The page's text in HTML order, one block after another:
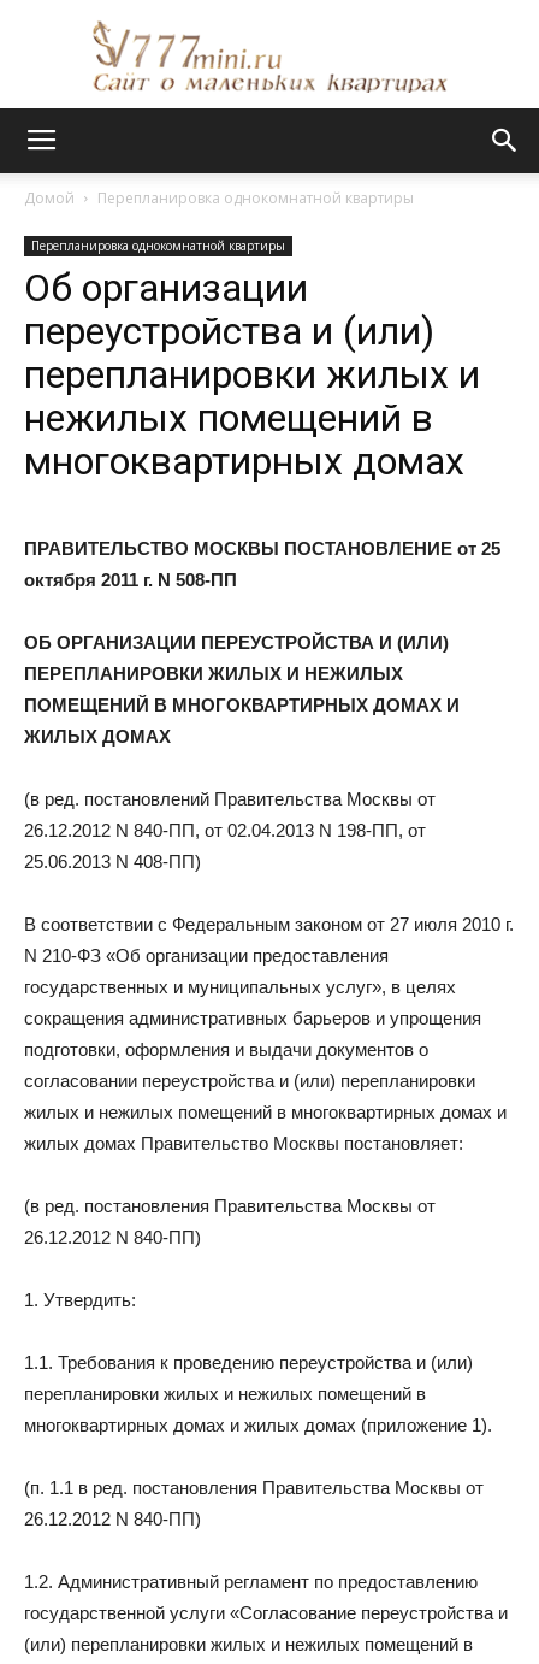
о
квартирах
интерьеры,
советы
и
Домой Перепланировка однокомнатной квартиры
Перепланировка однокомнатной квартиры
Об организации
переустройства и (или)
перепланировки жилых и
нежилых помещений в
многоквартирных домах
ПРАВИТЕЛЬСТВО МОСКВЫ ПОСТАНОВЛЕНИЕ от 25
октября 2011 г. N 508-ПП
ОБ ОРГАНИЗАЦИИ ПЕРЕУСТРОЙСТВА И (ИЛИ)
ПЕРЕПЛАНИРОВКИ ЖИЛЫХ И НЕЖИЛЫХ
ПОМЕЩЕНИЙ В МНОГОКВАРТИРНЫХ ДОМАХ И
ЖИЛЫХ ДОМАХ
(в ред. постановлений Правительства Москвы от
26.12.2012 N 840-ПП, от 02.04.2013 N 198-ПП, от
25.06.2013 N 408-ПП)
В соответствии с Федеральным законом от 27 июля 2010 г.
N 210-ФЗ «Об организации предоставления
государственных и муниципальных услуг», в целях
сокращения административных барьеров и упрощения
подготовки, оформления и выдачи документов о
согласовании переустройства и (или) перепланировки
жилых и нежилых помещений в многоквартирных домах и
жилых домах Правительство Москвы постановляет:
(в ред. постановления Правительства Москвы от
26.12.2012 N 840-ПП)
1. Утвердить:
1.1. Требования к проведению переустройства и (или)
перепланировки жилых и нежилых помещений в
многоквартирных домах и жилых домах (приложение 1).
(п. 1.1 в ред. постановления Правительства Москвы от
26.12.2012 N 840-ПП)
1.2. Административный регламент по предоставлению
государственной услуги «Согласование переустройства и
(или) перепланировки жилых и нежилых помещений в